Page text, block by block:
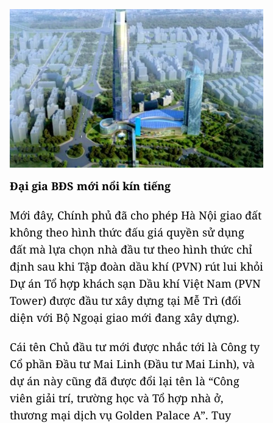
Đại gia BĐS mới nổi kín tiếng
Mới đây, Chính phủ đã cho phép Hà Nội giao đất
không theo hình thức đấu giá quyền sử dụng
đất mà lựa chọn nhà đầu tư theo hình thức chỉ
định sau khi Tập đoàn dầu khí (PVN) rút lui khỏi
Dự án Tổ hợp khách sạn Dầu khí Việt Nam (PVN
Tower) được đầu tư xây dựng tại Mễ Trì (đối
diện với Bộ Ngoại giao mới đang xây dựng).
Cái tên Chủ đầu tư mới được nhắc tới là Công ty
Cổ phần Đầu tư Mai Linh (Đầu tư Mai Linh), và
dự án này cũng đã được đổi lại tên là “Công
viên giải trí, trường học và Tổ hợp nhà ở,
thương mại dịch vụ Golden Palace A”. Tuy